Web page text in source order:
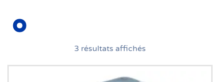
3 résultats affichés